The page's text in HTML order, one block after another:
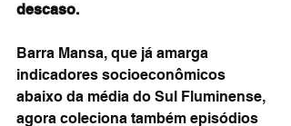
descaso.
Barra Mansa, que já amarga
indicadores socioeconômicos
abaixo da média do Sul Fluminense,
agora coleciona também episódios